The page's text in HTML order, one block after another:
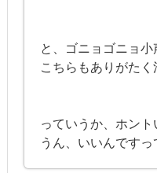
と、ゴニョゴニョ
こちらもありがたく
っていうか、ホント
うん、いいんですっ